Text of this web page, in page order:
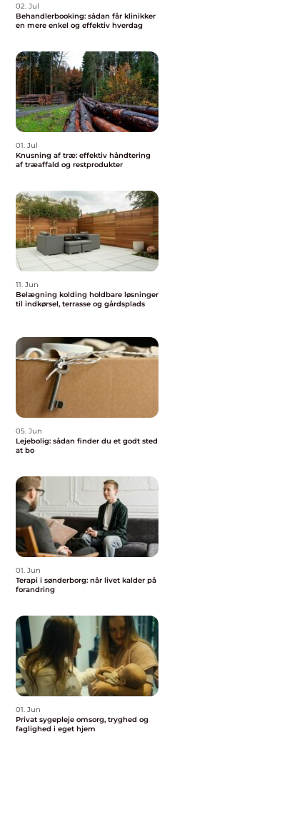
02. Jul
Behandlerbooking: sådan får klinikker
en mere enkel og effektiv hverdag
01. Jul
Knusning af træ: effektiv håndtering
af træaffald og restprodukter
11. Jun
Belægning kolding holdbare løsninger
til indkørsel, terrasse og gårdsplads
05. Jun
Lejebolig: sådan finder du et godt sted
at bo
01. Jun
Terapi i sønderborg: når livet kalder på
forandring
01. Jun
Privat sygepleje omsorg, tryghed og
faglighed i eget hjem